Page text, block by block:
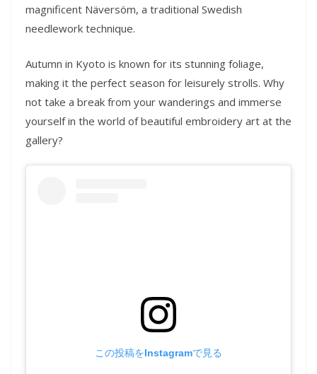
magnificent Näversöm, a traditional Swedish
needlework technique.
Autumn in Kyoto is known for its stunning foliage,
making it the perfect season for leisurely strolls. Why
not take a break from your wanderings and immerse
yourself in the world of beautiful embroidery art at the
gallery?
この投稿をInstagramで見る